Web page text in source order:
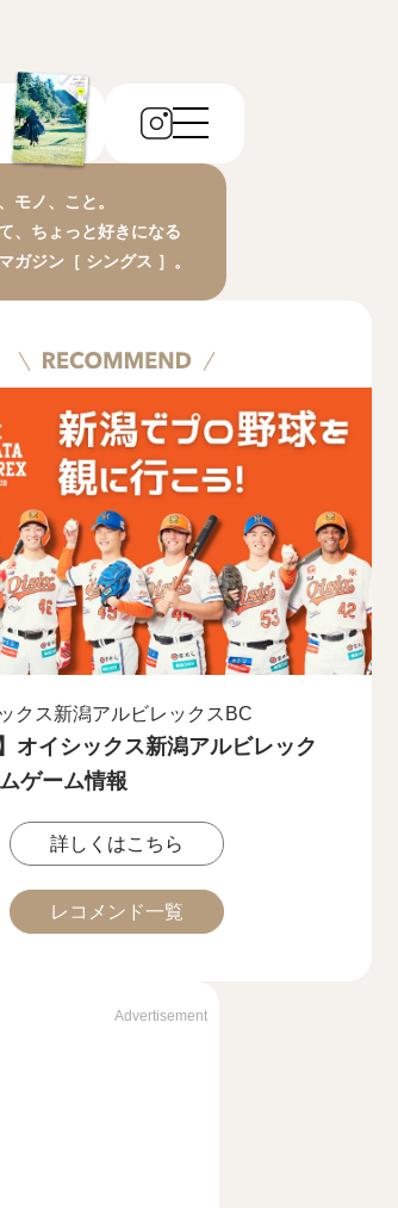
モノ、こと。
、ちょっと好きになる
ガジン［ シングス ］。
クス新潟アルビレックスBC
オイシックス新潟アルビレック
ゲーム情報
詳しくはこちら
レコメンド一覧
Advertisement